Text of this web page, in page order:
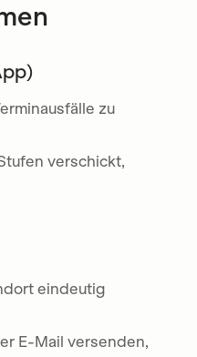
zu
verschickt,
eindeutig
E-Mail versenden,